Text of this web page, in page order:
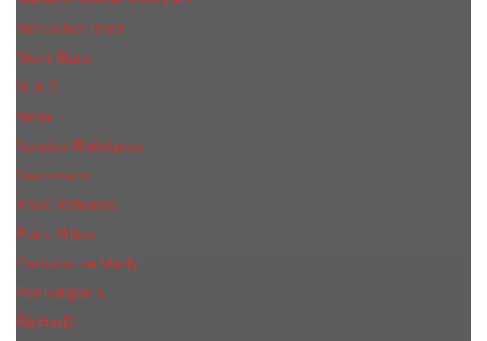
Mercedes-Benz
Mont Blanc
M.А.C.
Mexx
Narciso Rodriguez
Nasomatto
Paco Rabanne
Paris Hilton
Parfums de Marly
Penhaligon​'s
RicHarD